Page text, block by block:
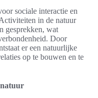
sociale interactie en
in de natuur
gesprekken, wat
Door
er een natuurlijke
op te bouwen en te